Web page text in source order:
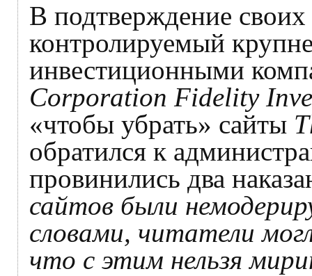
В подтверждение своих
контролируемый
инвестиционными
Corporation Fidelity
«чтобы убрать» сайты
обратился к
провинились два
сайтов были
словами, читатели
что с этим нельзя